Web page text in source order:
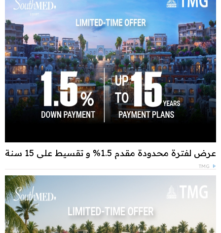
عرض لفترة محدودة مقدم 1.5% و تقسيط علي 15 سنة
TMG